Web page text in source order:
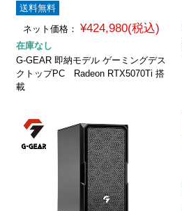
送料無料
ネット価格： ¥424,980(税込)
在庫なし
G-GEAR 即納モデル ゲーミングデス
クトップPC Radeon RTX5070Ti 搭
載